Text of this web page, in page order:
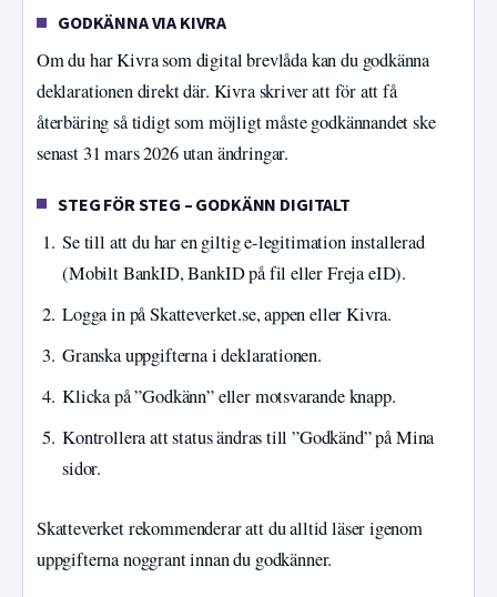
GODKÄNNA VIA KIVRA
Om du har Kivra som digital brevlåda kan du godkänna
deklarationen direkt där. Kivra skriver att för att få
återbäring så tidigt som möjligt måste godkännandet ske
senast 31 mars 2026 utan ändringar.
STEG FÖR STEG – GODKÄNN DIGITALT
Se till att du har en giltig e-legitimation installerad
(Mobilt BankID, BankID på fil eller Freja eID).
Logga in på Skatteverket.se, appen eller Kivra.
Granska uppgifterna i deklarationen.
Klicka på ”Godkänn” eller motsvarande knapp.
Kontrollera att status ändras till ”Godkänd” på Mina
sidor.
Skatteverket rekommenderar att du alltid läser igenom
uppgifterna noggrant innan du godkänner.